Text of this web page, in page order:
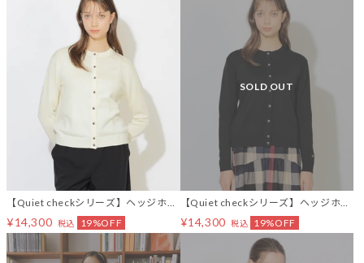
【Quiet checkシリーズ】ヘッジホッ
グカーディガン
¥14,300 税込 19%OFF
SOLD OUT
【Quiet checkシリーズ】ヘッジホッ
グカーディガン
¥14,300 税込 19%OFF